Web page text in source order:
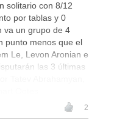
solitario con 8/12
por tablas y 0
va un grupo de 4
punto menos que el
Le, Levon Aronian e
las 3 últimas
2